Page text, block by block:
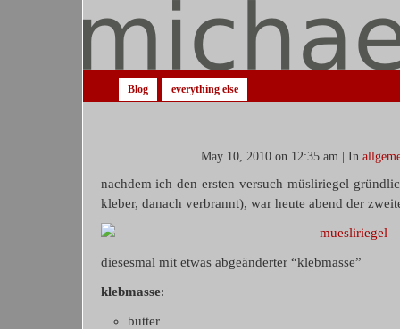
Blog everything else
May 10, 2010 on 12:35 am | In
nachdem ich den ersten versuch müsliriegel
kleber, danach verbrannt), war heute abend der
diesesmal mit etwas abgeänderter “klebmasse”
klebmasse:
butter